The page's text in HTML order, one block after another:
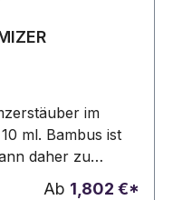
im
ml. Bambus ist
daher zu
Dekor und
Ab 1,802 €*